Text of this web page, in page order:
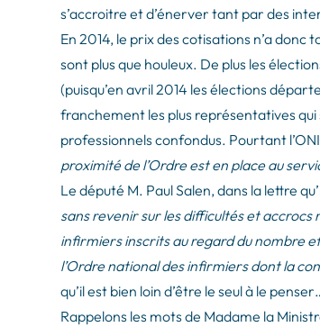
s’accroitre et d’énerver tant par des
En 2014, le prix des cotisations n’a
sont plus que houleux. De plus les
(puisqu’en avril 2014 les élections
franchement les plus représentatives qui
professionnels confondus. Pourtant
proximité de l’Ordre est en place au
Le député M. Paul Salen, dans la lettre
sans revenir sur les difficultés et
infirmiers inscrits au regard du nombre
l’Ordre national des infirmiers dont la
qu’il est bien loin d’être le seul à le
Rappelons les mots de Madame la